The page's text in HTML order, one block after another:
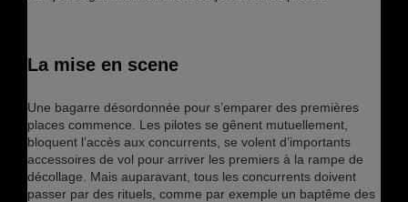
La mise en scene
Une bagarre désordonnée pour s’emparer des premières
places commence. Les pilotes se gênent mutuellement,
bloquent l’accès aux concurrents, se volent d’importants
accessoires de vol pour arriver les premiers à la rampe de
décollage. Mais auparavant, tous les concurrents doivent
passer par des rituels, comme par exemple un baptême des